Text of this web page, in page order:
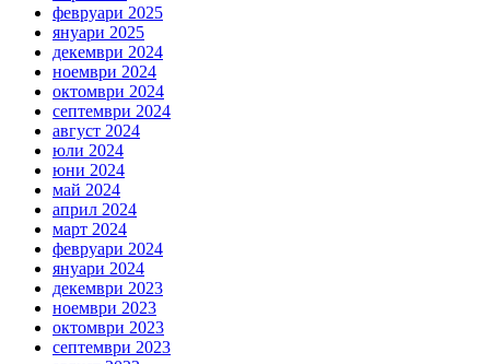
февруари 2025
януари 2025
декември 2024
ноември 2024
октомври 2024
септември 2024
август 2024
юли 2024
юни 2024
май 2024
април 2024
март 2024
февруари 2024
януари 2024
декември 2023
ноември 2023
октомври 2023
септември 2023